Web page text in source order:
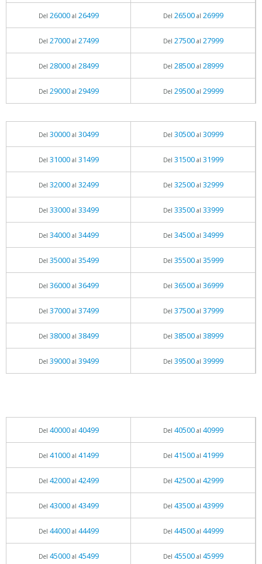
Del 26000al 26499 Del 26500al 26999
Del 27000al 27499 Del 27500al 27999
Del 28000al 28499 Del 28500al 28999
Del 29000al 29499 Del 29500al 29999
Del 30000al 30499 Del 30500al 30999
Del 31000al 31499 Del 31500al 31999
Del 32000al 32499 Del 32500al 32999
Del 33000al 33499 Del 33500al 33999
Del 34000al 34499 Del 34500al 34999
Del 35000al 35499 Del 35500al 35999
Del 36000al 36499 Del 36500al 36999
Del 37000al 37499 Del 37500al 37999
Del 38000al 38499 Del 38500al 38999
Del 39000al 39499 Del 39500al 39999
Del 40000al 40499 Del 40500al 40999
Del 41000al 41499 Del 41500al 41999
Del 42000al 42499 Del 42500al 42999
Del 43000al 43499 Del 43500al 43999
Del 44000al 44499 Del 44500al 44999
Del 45000al 45499 Del 45500al 45999